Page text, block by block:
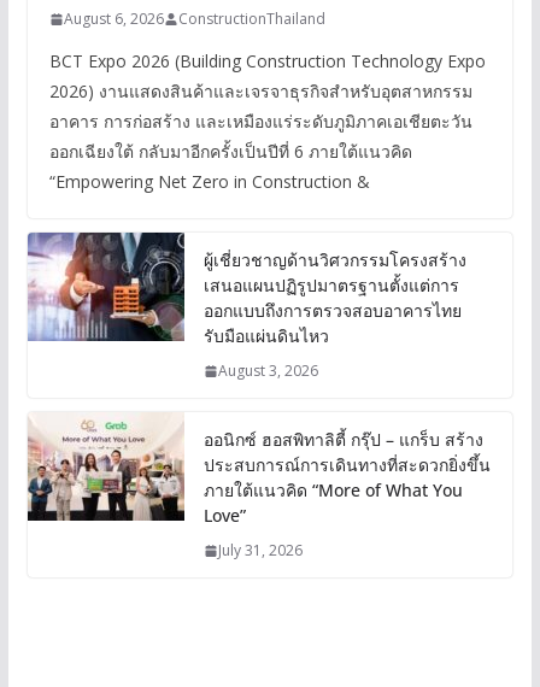
August 6, 2026 ConstructionThailand
BCT Expo 2026 (Building Construction Technology Expo
2026) งานแสดงสินค้าและเจรจาธุรกิจสำหรับอุตสาหกรรม
อาคาร การก่อสร้าง และเหมืองแร่ระดับภูมิภาคเอเชียตะวัน
ออกเฉียงใต้ กลับมาอีกครั้งเป็นปีที่ 6 ภายใต้แนวคิด
“Empowering Net Zero in Construction &
ผู้เชี่ยวชาญด้านวิศวกรรมโครงสร้าง
เสนอแผนปฏิรูปมาตรฐานตั้งแต่การ
ออกแบบถึงการตรวจสอบอาคารไทย
รับมือแผ่นดินไหว
August 3, 2026
ออนิกซ์ ฮอสพิทาลิตี้ กรุ๊ป – แกร็บ สร้าง
ประสบการณ์การเดินทางที่สะดวกยิ่งขึ้น
ภายใต้แนวคิด “More of What You
Love”
July 31, 2026